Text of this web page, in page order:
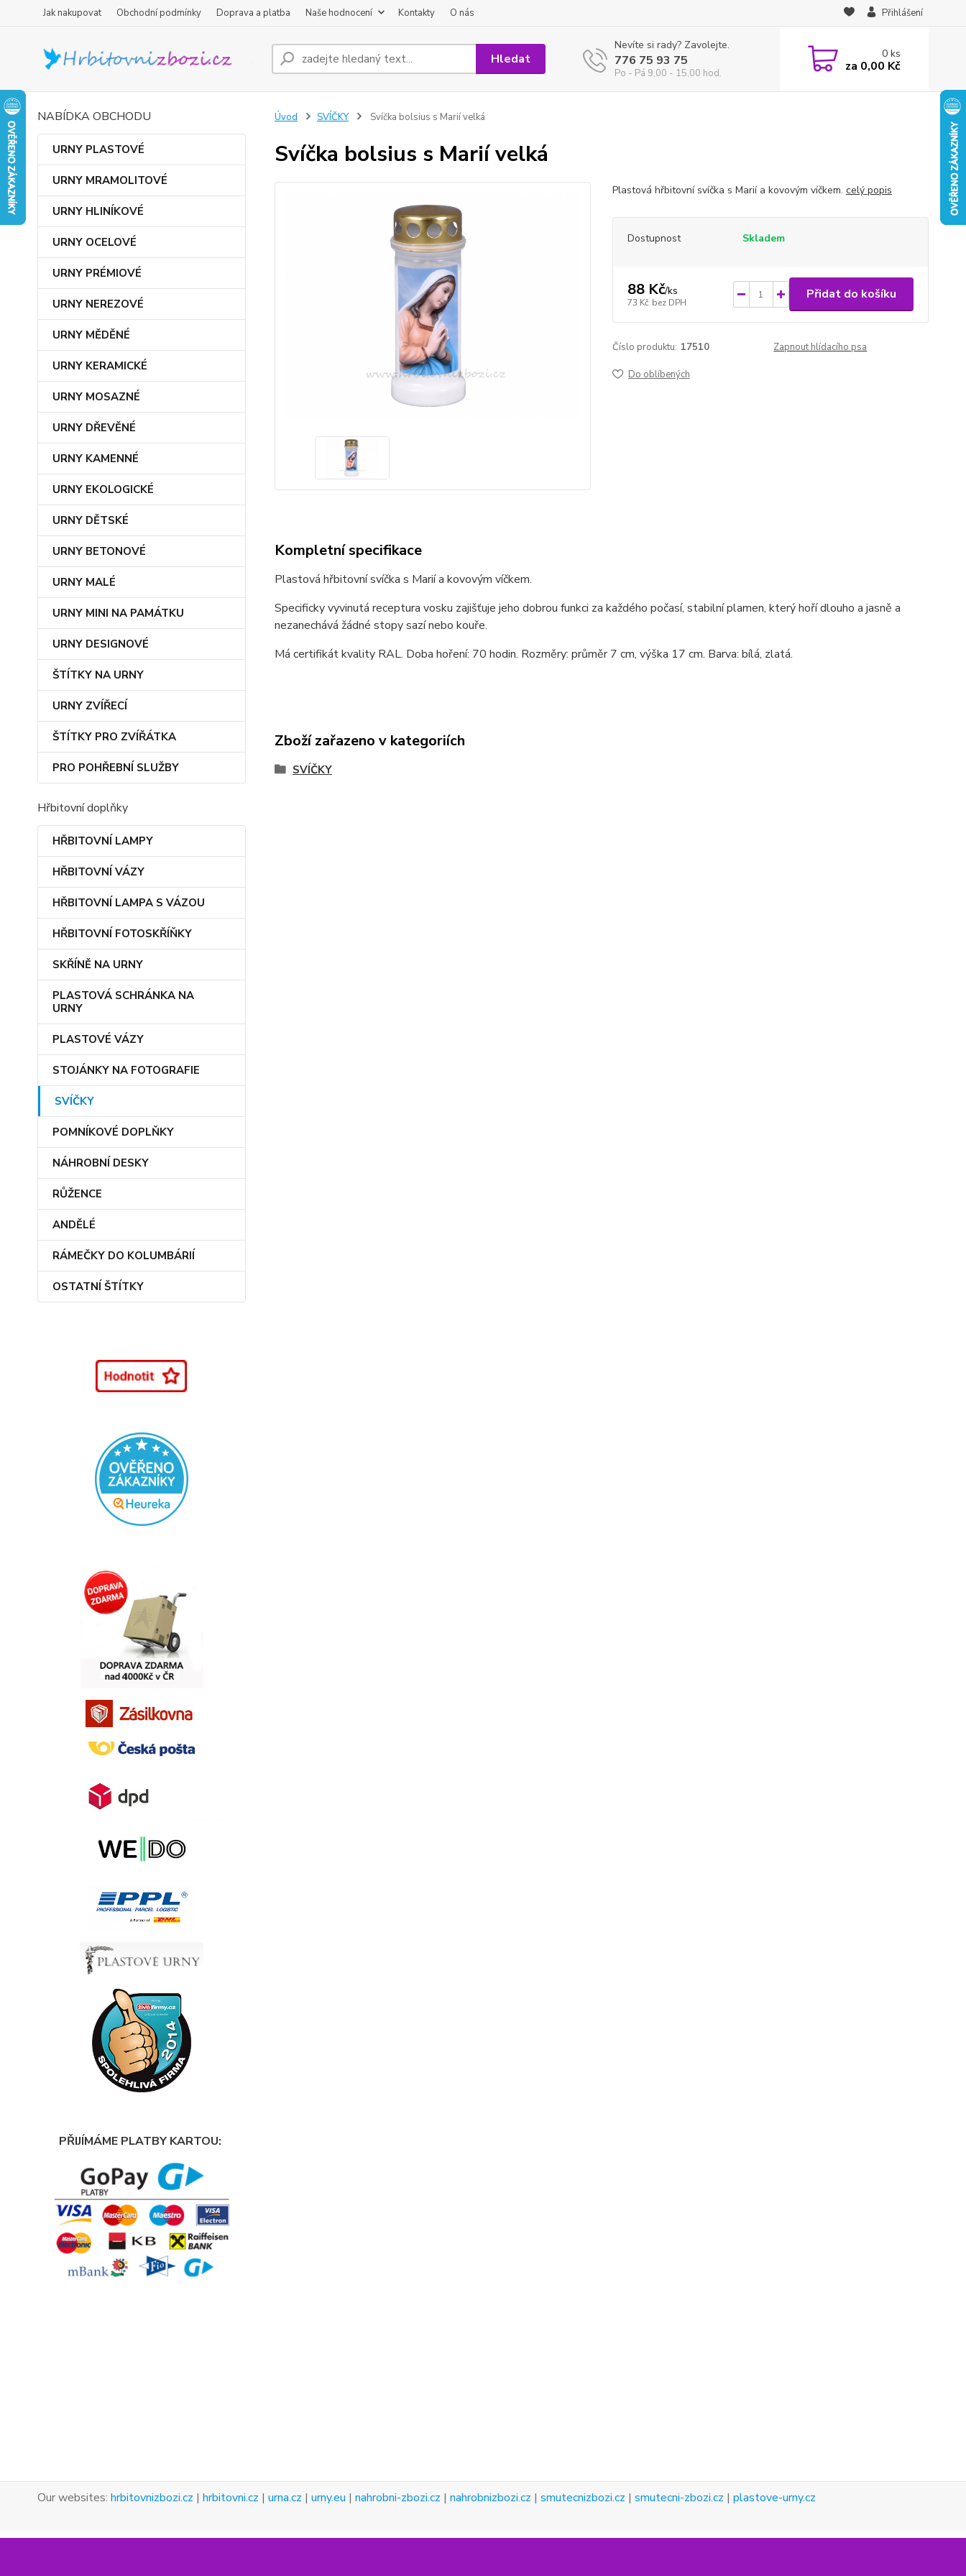
Jak nakupovat Obchodní podmínky Doprava a platba Naše hodnocení Kontakty O nás Přihlášení
Hledat
Nevíte si rady? Zavolejte.
776 75 93 75
Po - Pá 9,00 - 15,00 hod.
0ks
za 0,00 Kč
NABÍDKA OBCHODU
URNY PLASTOVÉ
URNY MRAMOLITOVÉ
URNY HLINÍKOVÉ
URNY OCELOVÉ
URNY PRÉMIOVÉ
URNY NEREZOVÉ
URNY MĚDĚNÉ
URNY KERAMICKÉ
URNY MOSAZNÉ
URNY DŘEVĚNÉ
URNY KAMENNÉ
URNY EKOLOGICKÉ
URNY DĚTSKÉ
URNY BETONOVÉ
URNY MALÉ
URNY MINI NA PAMÁTKU
URNY DESIGNOVÉ
ŠTÍTKY NA URNY
URNY ZVÍŘECÍ
ŠTÍTKY PRO ZVÍŘÁTKA
PRO POHŘEBNÍ SLUŽBY
Hřbitovní doplňky
HŘBITOVNÍ LAMPY
HŘBITOVNÍ VÁZY
HŘBITOVNÍ LAMPA S VÁZOU
HŘBITOVNÍ FOTOSKŘÍŇKY
SKŘÍNĚ NA URNY
PLASTOVÁ SCHRÁNKA NA
URNY
PLASTOVÉ VÁZY
STOJÁNKY NA FOTOGRAFIE
SVÍČKY
POMNÍKOVÉ DOPLŇKY
NÁHROBNÍ DESKY
RŮŽENCE
ANDĚLÉ
RÁMEČKY DO KOLUMBÁRIÍ
OSTATNÍ ŠTÍTKY
PŘIJÍMÁME PLATBY KARTOU:
Úvod SVÍČKY Svíčka bolsius s Marií velká
Svíčka bolsius s Marií velká
Plastová hřbitovní svíčka s Marií a kovovým víčkem. celý popis
Dostupnost Skladem
88 Kč/ks
73 Kč bez DPH
Přidat do košíku
Číslo produktu: 17510 Zapnout hlídacího psa
Do oblíbených
Kompletní specifikace
Plastová hřbitovní svíčka s Marií a kovovým víčkem.
Specificky vyvinutá receptura vosku zajišťuje jeho dobrou funkci za každého počasí, stabilní plamen, který hoří dlouho a jasně a
nezanechává žádné stopy sazí nebo kouře.
Má certifikát kvality RAL. Doba hoření: 70 hodin. Rozměry: průměr 7 cm, výška 17 cm. Barva: bílá, zlatá.
Zboží zařazeno v kategoriích
SVÍČKY
Our websites: hrbitovnizbozi.cz | hrbitovni.cz | urna.cz | urny.eu | nahrobni-zbozi.cz | nahrobnizbozi.cz | smutecnizbozi.cz | smutecni-zbozi.cz | plastove-urny.cz